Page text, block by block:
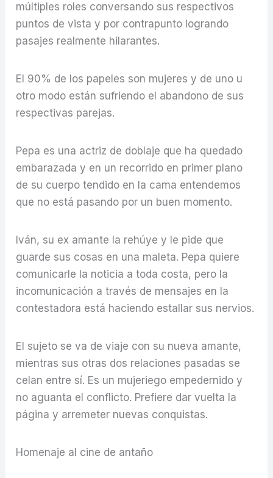
múltiples roles conversando sus respectivos
puntos de vista y por contrapunto logrando
pasajes realmente hilarantes.
El 90% de los papeles son mujeres y de uno u
otro modo están sufriendo el abandono de sus
respectivas parejas.
Pepa es una actriz de doblaje que ha quedado
embarazada y en un recorrido en primer plano
de su cuerpo tendido en la cama entendemos
que no está pasando por un buen momento.
Iván, su ex amante la rehúye y le pide que
guarde sus cosas en una maleta. Pepa quiere
comunicarle la noticia a toda costa, pero la
incomunicación a través de mensajes en la
contestadora está haciendo estallar sus nervios.
El sujeto se va de viaje con su nueva amante,
mientras sus otras dos relaciones pasadas se
celan entre sí. Es un mujeriego empedernido y
no aguanta el conflicto. Prefiere dar vuelta la
página y arremeter nuevas conquistas.
Homenaje al cine de antaño